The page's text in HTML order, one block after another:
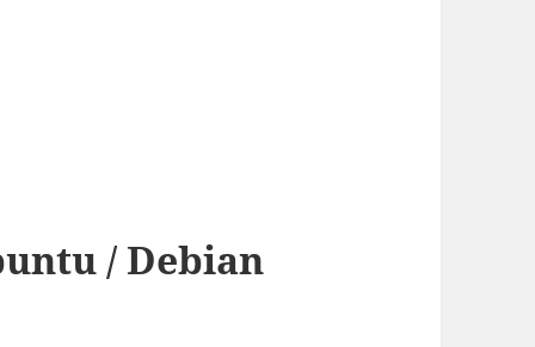
/ Debian